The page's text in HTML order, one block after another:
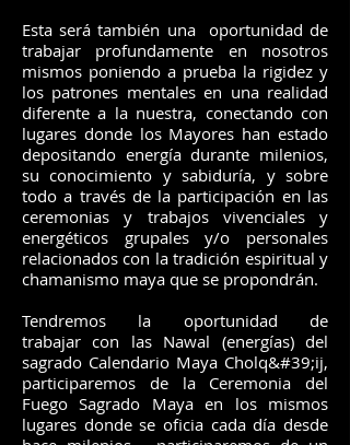
Esta será también una oportunidad de
trabajar profundamente en nosotros
mismos poniendo a prueba la rigidez y
los patrones mentales en una realidad
diferente a la nuestra, conectando con
lugares donde los Mayores han estado
depositando energía durante milenios,
su conocimiento y sabiduría, y sobre
todo a través de la participación en las
ceremonias y trabajos vivenciales y
energéticos grupales y/o personales
relacionados con la tradición espiritual y
chamanismo maya que se propondrán.
Tendremos la oportunidad de
trabajar con las Nawal (energías) del
sagrado Calendario Maya Cholq&#39;ij,
participaremos de la Ceremonia del
Fuego Sagrado Maya en los mismos
lugares donde se oficia cada día desde